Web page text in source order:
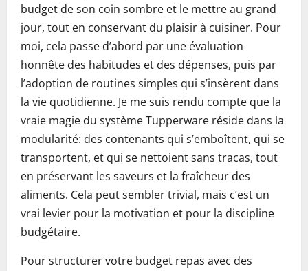
budget de son coin sombre et le mettre au grand
jour, tout en conservant du plaisir à cuisiner. Pour
moi, cela passe d’abord par une évaluation
honnête des habitudes et des dépenses, puis par
l’adoption de routines simples qui s’insèrent dans
la vie quotidienne. Je me suis rendu compte que la
vraie magie du système Tupperware réside dans la
modularité: des contenants qui s’emboîtent, qui se
transportent, et qui se nettoient sans tracas, tout
en préservant les saveurs et la fraîcheur des
aliments. Cela peut sembler trivial, mais c’est un
vrai levier pour la motivation et pour la discipline
budgétaire.
Pour structurer votre budget repas avec des